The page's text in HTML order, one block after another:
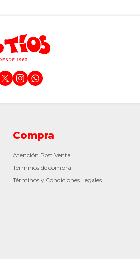
  
Compra
Atención Post Venta
Términos de compra
Términos y Condiciones Legales